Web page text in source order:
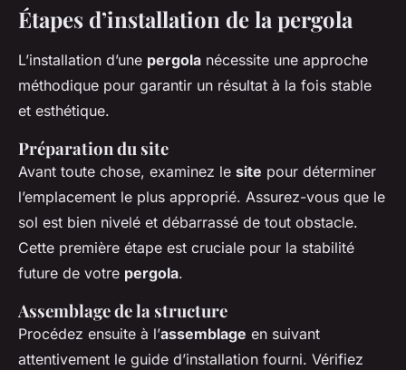
Étapes d’installation de la pergola
L’installation d’une pergola nécessite une approche
méthodique pour garantir un résultat à la fois stable
et esthétique.
Préparation du site
Avant toute chose, examinez le site pour déterminer
l’emplacement le plus approprié. Assurez-vous que le
sol est bien nivelé et débarrassé de tout obstacle.
Cette première étape est cruciale pour la stabilité
future de votre pergola.
Assemblage de la structure
Procédez ensuite à l’assemblage en suivant
attentivement le guide d’installation fourni. Vérifiez